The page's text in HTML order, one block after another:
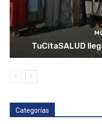
TuCitaSALUD
Categorías